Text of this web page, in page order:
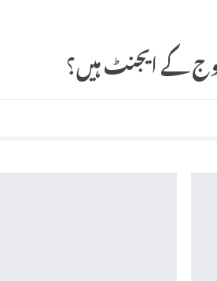
کے ایجنٹ ہیں؟